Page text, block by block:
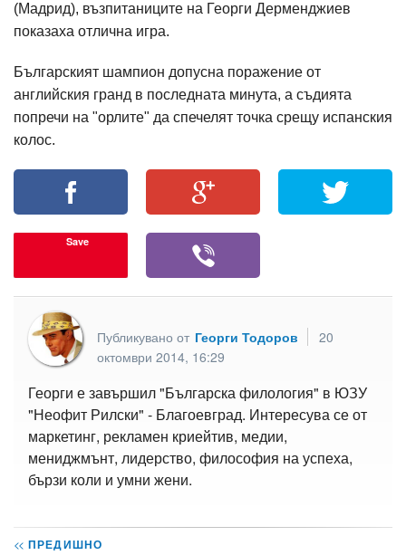
(Мадрид), възпитаниците на Георги Дерменджиев
показаха отлична игра.
Българският шампион допусна поражение от
английския гранд в последната минута, а съдията
попречи на "орлите" да спечелят точка срещу испанския
колос.
Save
Публикувано от Георги Тодоров
20
октомври 2014, 16:29
Георги е завършил "Българска филология" в ЮЗУ
"Неофит Рилски" - Благоевград. Интересува се от
маркетинг, рекламен криейтив, медии,
мениджмънт, лидерство, философия на успеха,
бързи коли и умни жени.
<< ПРЕДИШНО